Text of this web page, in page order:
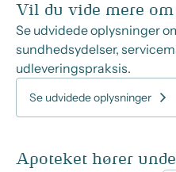
Vil du vide mere om
Se udvidede oplysninger
sundhedsydelser,
udleveringspraksis.
Se udvidede oplysninger
Apoteket hører